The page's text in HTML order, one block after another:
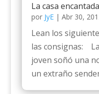
La casa
por JyE| Abr 30,
Lean los
las consignas:
joven soñó una
un extraño